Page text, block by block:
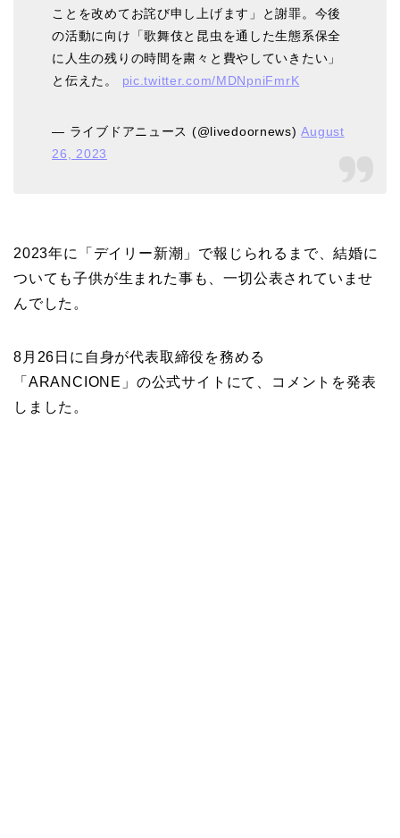
ことを改めてお詫び申し上げます」と謝罪。今後
の活動に向け「歌舞伎と昆虫を通した生態系保全
に人生の残りの時間を粛々と費やしていきたい」
と伝えた。 pic.twitter.com/MDNpniFmrK
— ライブドアニュース (@livedoornews)August
26, 2023
2023年に「デイリー新潮」で報じられるまで、結婚に
ついても子供が生まれた事も、一切公表されていませ
んでした。
8月26日に自身が代表取締役を務める
「ARANCIONE」の公式サイトにて、コメントを発表
しました。